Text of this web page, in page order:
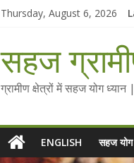
Thursday, August 6, 2026
सहज
ग्रामीण क्षेत्रों में सहज योग
ENGLISH सहज योग